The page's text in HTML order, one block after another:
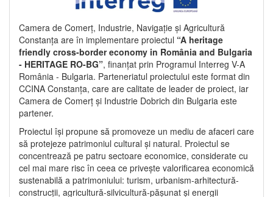
Camera de Comerț, Industrie, Navigație și Agricultură
Constanța are în implementare proiectul “A heritage
friendly cross-border economy in România and Bulgaria
- HERITAGE RO-BG”, finanțat prin Programul Interreg V-A
România - Bulgaria. Parteneriatul proiectului este format din
CCINA Constanța, care are calitate de leader de proiect, iar
Camera de Comerț și Industrie Dobrich din Bulgaria este
partener.
Proiectul își propune să promoveze un mediu de afaceri care
să protejeze patrimoniul cultural și natural. Proiectul se
concentrează pe patru sectoare economice, considerate cu
cel mai mare risc în ceea ce privește valorificarea economică
sustenabilă a patrimoniului: turism, urbanism-arhitectură-
construcții, agricultură-silvicultură-pășunat și energii